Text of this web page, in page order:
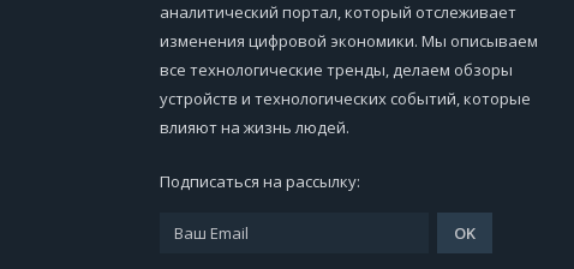
аналитический портал, который отслеживает
изменения цифровой экономики. Мы описываем
все технологические тренды, делаем обзоры
устройств и технологических событий, которые
влияют на жизнь людей.
Подписаться на рассылку: